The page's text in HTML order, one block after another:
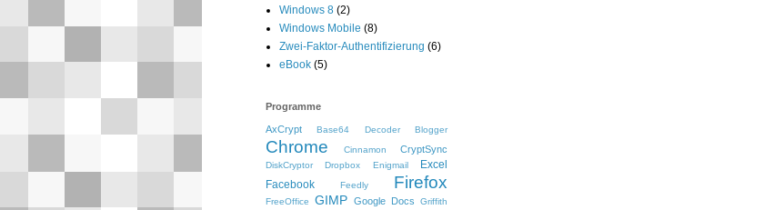
Windows 8 (2)
Windows Mobile (8)
Zwei-Faktor-Authentifizierung (6)
eBook (5)
Programme
AxCrypt Base64 Decoder Blogger
Chrome Cinnamon CryptSync
DiskCryptor Dropbox Enigmail
Excel
Facebook
Feedly Firefox
FreeOffice GIMP Google Docs Griffith